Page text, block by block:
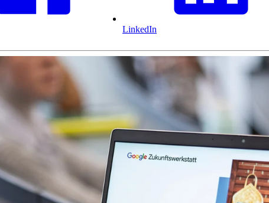
LinkedIn